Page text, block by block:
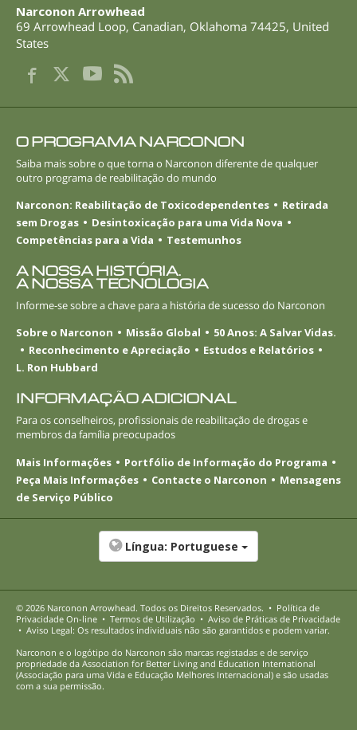
Narconon Arrowhead
69 Arrowhead Loop, Canadian, Oklahoma 74425, United
States
O PROGRAMA NARCONON
Saiba mais sobre o que torna o Narconon diferente de qualquer
outro programa de reabilitação do mundo
Narconon: Reabilitação de Toxicodependentes
Retirada
sem Drogas
Desintoxicação para uma Vida Nova
Competências para a Vida
Testemunhos
A NOSSA HISTÓRIA.
A NOSSA TECNOLOGIA
Informe-sesobre a chave para a história de sucesso do Narconon
Sobre o Narconon
Missão Global
50 Anos: A Salvar Vidas.
Reconhecimento e Apreciação
Estudos e Relatórios
L. Ron Hubbard
INFORMAÇÃO ADICIONAL
Para os conselheiros, profissionais de reabilitação de drogas e
membros da família preocupados
Mais Informações
Portfólio de Informação do Programa
Peça Mais Informações
Contacte o Narconon
Mensagens
de Serviço Público
Língua: Portuguese
© 2026 Narconon Arrowhead. Todos os Direitos Reservados. • Política de
Privacidade On-line • Termos de Utilização • Aviso de Práticas de Privacidade
• Aviso Legal: Os resultados individuais não são garantidos e podem variar.
Narconon e o logótipo do Narconon são marcas registadas e de serviço
propriedade da Association for Better Living and Education International
(Associação para uma Vida e Educação Melhores Internacional) e são usadas
com a sua permissão.